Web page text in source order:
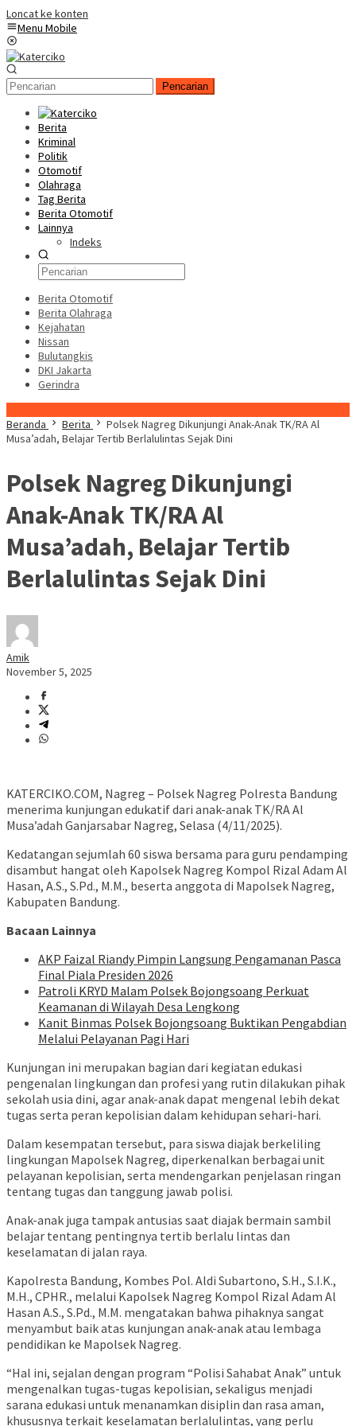
Loncat ke konten
Menu Mobile
Pencarian
Berita
Kriminal
Politik
Otomotif
Olahraga
Tag Berita
Berita Otomotif
Lainnya
Indeks
Berita Otomotif
Berita Olahraga
Kejahatan
Nissan
Bulutangkis
DKI Jakarta
Gerindra
Beranda
Berita
Polsek Nagreg Dikunjungi Anak-Anak TK/RA Al
Musa’adah, Belajar Tertib Berlalulintas Sejak Dini
Polsek Nagreg Dikunjungi
Anak-Anak TK/RA Al
Musa’adah, Belajar Tertib
Berlalulintas Sejak Dini
Amik
November 5, 2025
KATERCIKO.COM, Nagreg – Polsek Nagreg Polresta Bandung
menerima kunjungan edukatif dari anak-anak TK/RA Al
Musa’adah Ganjarsabar Nagreg, Selasa (4/11/2025).
Kedatangan sejumlah 60 siswa bersama para guru pendamping
disambut hangat oleh Kapolsek Nagreg Kompol Rizal Adam Al
Hasan, A.S., S.Pd., M.M., beserta anggota di Mapolsek Nagreg,
Kabupaten Bandung.
Bacaan Lainnya
AKP Faizal Riandy Pimpin Langsung Pengamanan Pasca
Final Piala Presiden 2026
Patroli KRYD Malam Polsek Bojongsoang Perkuat
Keamanan di Wilayah Desa Lengkong
Kanit Binmas Polsek Bojongsoang Buktikan Pengabdian
Melalui Pelayanan Pagi Hari
Kunjungan ini merupakan bagian dari kegiatan edukasi
pengenalan lingkungan dan profesi yang rutin dilakukan pihak
sekolah usia dini, agar anak-anak dapat mengenal lebih dekat
tugas serta peran kepolisian dalam kehidupan sehari-hari.
Dalam kesempatan tersebut, para siswa diajak berkeliling
lingkungan Mapolsek Nagreg, diperkenalkan berbagai unit
pelayanan kepolisian, serta mendengarkan penjelasan ringan
tentang tugas dan tanggung jawab polisi.
Anak-anak juga tampak antusias saat diajak bermain sambil
belajar tentang pentingnya tertib berlalu lintas dan
keselamatan di jalan raya.
Kapolresta Bandung, Kombes Pol. Aldi Subartono, S.H., S.I.K.,
M.H., CPHR., melalui Kapolsek Nagreg Kompol Rizal Adam Al
Hasan A.S., S.Pd., M.M. mengatakan bahwa pihaknya sangat
menyambut baik atas kunjungan anak-anak atau lembaga
pendidikan ke Mapolsek Nagreg.
“Hal ini, sejalan dengan program “Polisi Sahabat Anak” untuk
mengenalkan tugas-tugas kepolisian, sekaligus menjadi
sarana edukasi untuk menanamkan disiplin dan rasa aman,
khususnya terkait keselamatan berlalulintas, yang perlu